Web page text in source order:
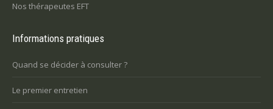
Nos thérapeutes EFT
Informations pratiques
Quand se décider à consulter ?
Le premier entretien